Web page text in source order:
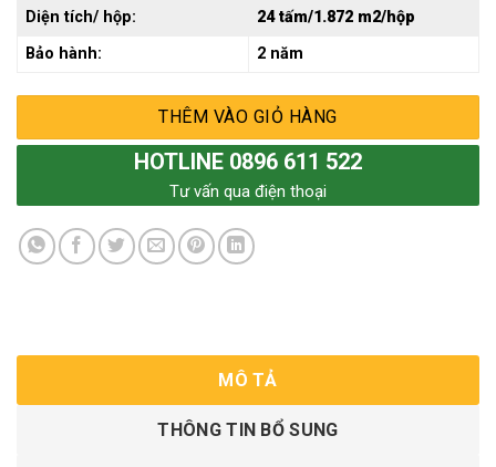
Diện tích/ hộp:
24 tấm/1.872 m2/hộp
Bảo hành:
2 năm
THÊM VÀO GIỎ HÀNG
HOTLINE 0896 611 522
Tư vấn qua điện thoại
MÔ TẢ
THÔNG TIN BỔ SUNG